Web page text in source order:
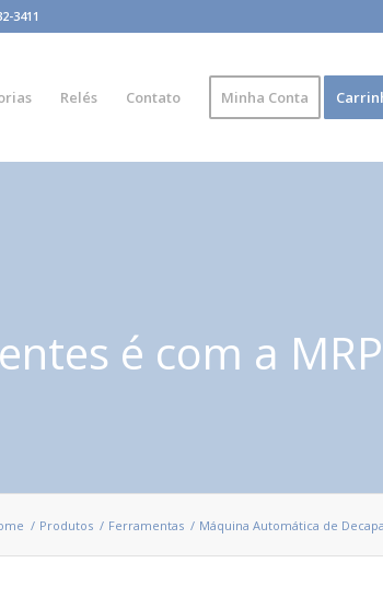
3411
Relés Contato Minha Conta
é com a
/ Produtos / Ferramentas / Máquina Automática de